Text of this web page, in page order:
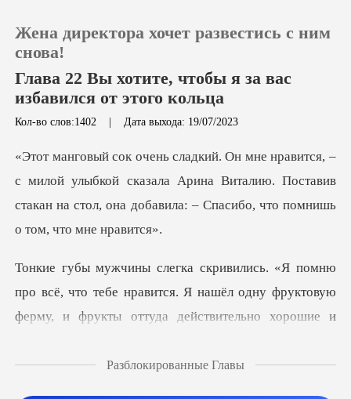
Пополнить
История чтения
Скачать приложение
Жена директора хочет развестись с ним
снова!
Глава 22 Вы хотите, чтобы я за вас
избавился от этого кольца
Кол-во слов:1402 | Дата выхода: 19/07/2023
й улыбкой сказала Арина Виталию. Поставив
стакан на стол, о
, что тебе нравится. Я нашёл одну фруктовую
ферму, и фр
Разблокированные Главы